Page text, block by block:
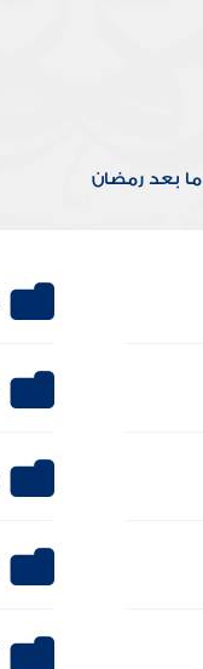
ما بعد رمضان